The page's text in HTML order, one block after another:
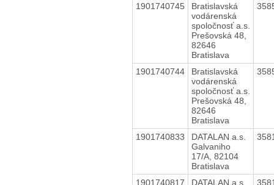
1901740745
Bratislavská
vodárenská
spoločnosť a.s.
Prešovská 48,
82646
Bratislava
1901740744
Bratislavská
vodárenská
spoločnosť a.s.
Prešovská 48,
82646
Bratislava
1901740833
DATALAN a.s.
Galvaniho
17/A, 82104
Bratislava
1901740817 DATALAN a.s.